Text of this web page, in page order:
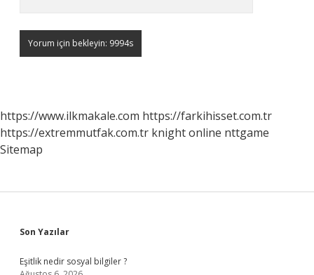
https://www.ilkmakale.com https://farkihisset.com.tr
https://extremmutfak.com.tr knight online nttgame
Sitemap
Sidebar
Son Yazılar
Eşitlik nedir sosyal bilgiler ?